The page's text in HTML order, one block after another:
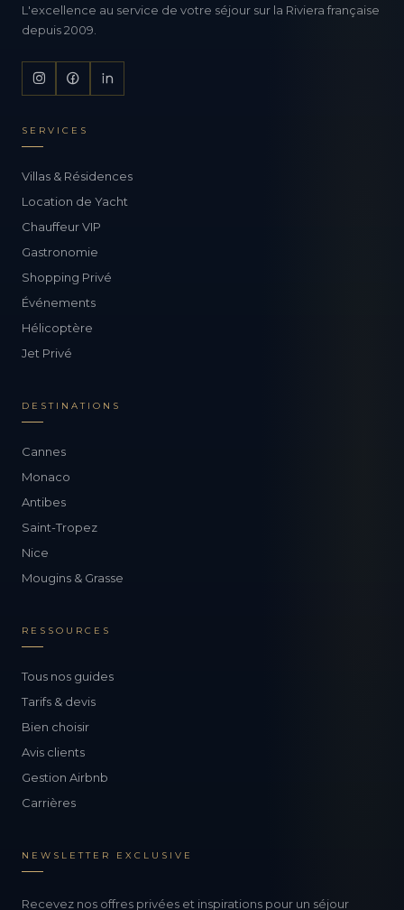
L'excellence au service de votre séjour sur la Riviera française
depuis 2009.
SERVICES
Villas & Résidences
Location de Yacht
Chauffeur VIP
Gastronomie
Shopping Privé
Événements
Hélicoptère
Jet Privé
DESTINATIONS
Cannes
Monaco
Antibes
Saint-Tropez
Nice
Mougins & Grasse
RESSOURCES
Tous nos guides
Tarifs & devis
Bien choisir
Avis clients
Gestion Airbnb
Carrières
NEWSLETTER EXCLUSIVE
Recevez nos offres privées et inspirations pour un séjour